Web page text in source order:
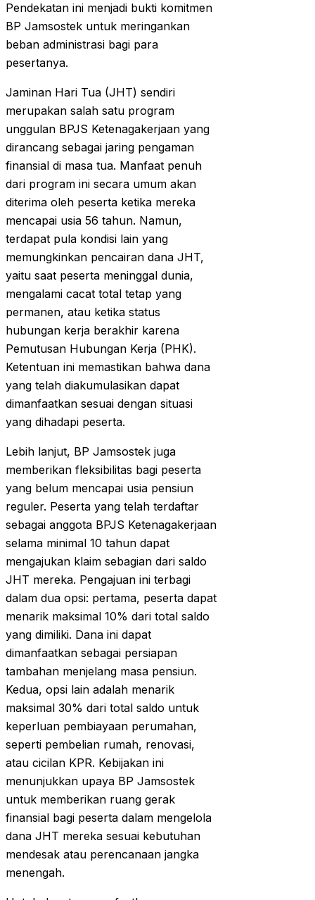
Pendekatan ini menjadi bukti komitmen
BP Jamsostek untuk meringankan
beban administrasi bagi para
pesertanya.
Jaminan Hari Tua (JHT) sendiri
merupakan salah satu program
unggulan BPJS Ketenagakerjaan yang
dirancang sebagai jaring pengaman
finansial di masa tua. Manfaat penuh
dari program ini secara umum akan
diterima oleh peserta ketika mereka
mencapai usia 56 tahun. Namun,
terdapat pula kondisi lain yang
memungkinkan pencairan dana JHT,
yaitu saat peserta meninggal dunia,
mengalami cacat total tetap yang
permanen, atau ketika status
hubungan kerja berakhir karena
Pemutusan Hubungan Kerja (PHK).
Ketentuan ini memastikan bahwa dana
yang telah diakumulasikan dapat
dimanfaatkan sesuai dengan situasi
yang dihadapi peserta.
Lebih lanjut, BP Jamsostek juga
memberikan fleksibilitas bagi peserta
yang belum mencapai usia pensiun
reguler. Peserta yang telah terdaftar
sebagai anggota BPJS Ketenagakerjaan
selama minimal 10 tahun dapat
mengajukan klaim sebagian dari saldo
JHT mereka. Pengajuan ini terbagi
dalam dua opsi: pertama, peserta dapat
menarik maksimal 10% dari total saldo
yang dimiliki. Dana ini dapat
dimanfaatkan sebagai persiapan
tambahan menjelang masa pensiun.
Kedua, opsi lain adalah menarik
maksimal 30% dari total saldo untuk
keperluan pembiayaan perumahan,
seperti pembelian rumah, renovasi,
atau cicilan KPR. Kebijakan ini
menunjukkan upaya BP Jamsostek
untuk memberikan ruang gerak
finansial bagi peserta dalam mengelola
dana JHT mereka sesuai kebutuhan
mendesak atau perencanaan jangka
menengah.